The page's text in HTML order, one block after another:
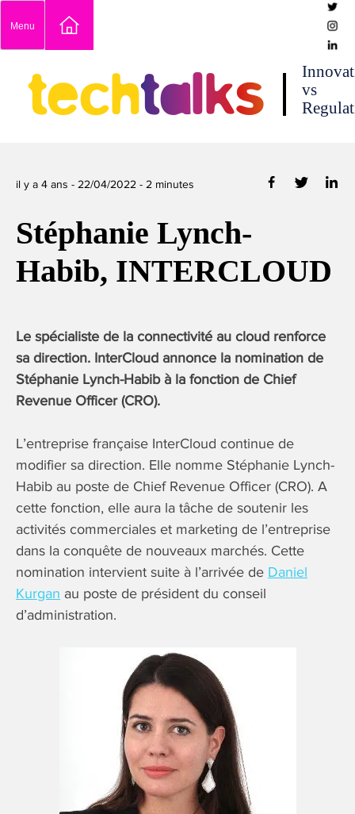
content
Menu
techtalks
vs
il y a 4 ans - 22/04/2022 - 2 minutes
Stéphanie Lynch-
Habib, INTERCLOUD
Le spécialiste de la connectivité au cloud renforce
sa direction. InterCloud annonce la nomination de
Stéphanie Lynch-Habib à la fonction de Chief
Revenue Officer (CRO).
L’entreprise française InterCloud continue de
modifier sa direction. Elle nomme Stéphanie Lynch-
Habib au poste de Chief Revenue Officer (CRO). A
cette fonction, elle aura la tâche de soutenir les
activités commerciales et marketing de l’entreprise
dans la conquête de nouveaux marchés. Cette
nomination intervient suite à l’arrivée de Daniel
Kurgan au poste de président du conseil
d’administration.